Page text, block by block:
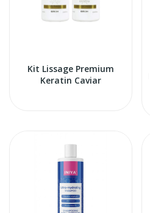
Kit Lissage Premium
Keratin Caviar